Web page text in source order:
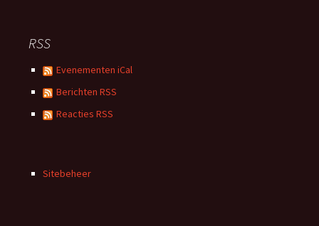
RSS
Evenementen iCal
Berichten RSS
Reacties RSS
Sitebeheer